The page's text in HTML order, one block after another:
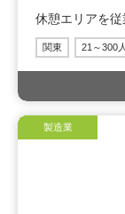
休憩エリアを
関東 21～300人
製造業